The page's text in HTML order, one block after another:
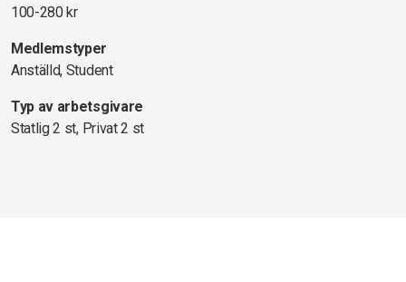
100-280 kr
Medlemstyper
Anställd, Student
Typ av arbetsgivare
Statlig 2 st, Privat 2 st